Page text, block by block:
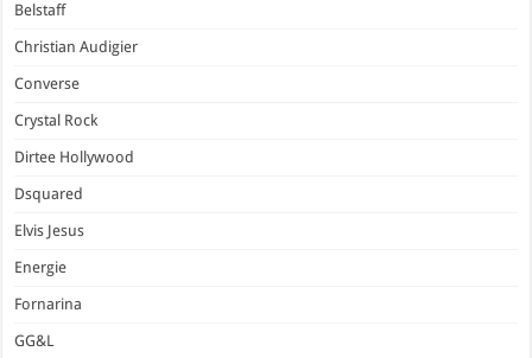
Belstaff
Christian Audigier
Converse
Crystal Rock
Dirtee Hollywood
Dsquared
Elvis Jesus
Energie
Fornarina
GG&L